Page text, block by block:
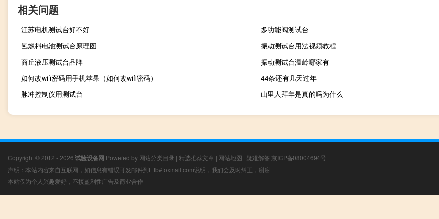
相关问题
江苏电机测试台好不好
多功能阀测试台
氢燃料电池测试台原理图
振动测试台用法视频教程
商丘液压测试台品牌
振动测试台温岭哪家有
如何改wifi密码用手机苹果（如何改wifi密码）
44条还有几天过年
脉冲控制仪用测试台
山里人拜年是真的吗为什么
Copyright © 2012 - 2026 试验设备网 Powered by 网站分类目录 | 精选推荐文章 | 网站地图 | 疑难解答 京ICP备08004694号
声明：本站内容来自互联网，如信息有错误可发邮件到f_fb#foxmail.com说明，我们会及时纠正，谢谢
本站仅为个人兴趣爱好，不接盈利性广告及商业合作